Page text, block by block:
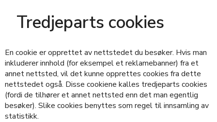
Tredjeparts cookies
En cookie er opprettet av nettstedet du besøker. Hvis man
inkluderer innhold (for eksempel et reklamebanner) fra et
annet nettsted, vil det kunne opprettes cookies fra dette
nettstedet også. Disse cookiene kalles tredjeparts cookies
(fordi de tilhører et annet nettsted enn det man egentlig
besøker). Slike cookies benyttes som regel til innsamling av
statistikk.